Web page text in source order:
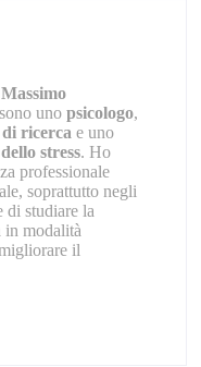
Massimo
uno psicologo,
ricerca e uno
stress. Ho
professionale
soprattutto negli
di studiare la
in modalità
il